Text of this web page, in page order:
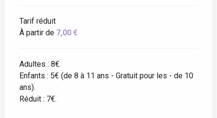
Tarif réduit
À partir de 7,00 €
Adultes : 8€.
Enfants : 5€ (de 8 à 11 ans - Gratuit pour les - de 10
ans).
Réduit : 7€.